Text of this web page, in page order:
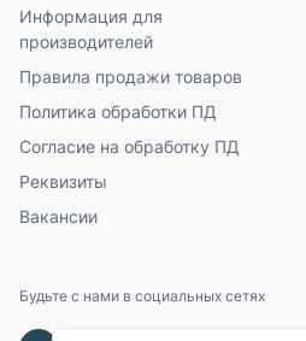
Информация для
производителей
Правила продажи товаров
Политика обработки ПД
Согласие на обработку ПД
Реквизиты
Вакансии
Будьте с нами в социальных сетях